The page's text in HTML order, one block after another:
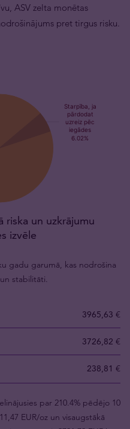
ASV zelta monētas
pret tirgus risku.
riska un uzkrājumu
izvēle
gadu garumā, kas nodrošina
stabilitāti.
3965,63 €
3726,82 €
238,81 €
par 210.4% pēdējo 10
EUR/oz un visaugstākā